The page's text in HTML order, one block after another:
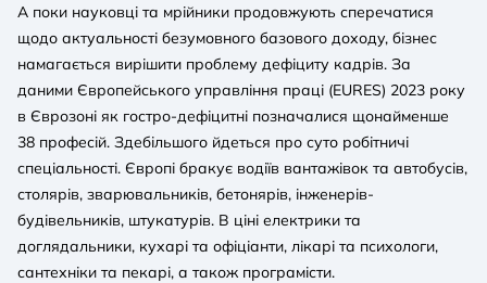
А поки науковці та мрійники продовжують сперечатися
щодо актуальності безумовного базового доходу, бізнес
намагається вирішити проблему дефіциту кадрів. За
даними Європейського управління праці (EURES) 2023 року
в Єврозоні як гостро-дефіцитні позначалися щонайменше
38 професій. Здебільшого йдеться про суто робітничі
спеціальності. Європі бракує водіїв вантажівок та автобусів,
столярів, зварювальників, бетонярів, інженерів-
будівельників, штукатурів. В ціні електрики та
доглядальники, кухарі та офіціанти, лікарі та психологи,
сантехніки та пекарі, а також програмісти.